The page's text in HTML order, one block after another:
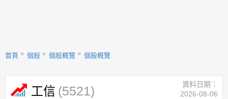
首頁 個股 個股概覽 個股概覽
工信 (5521)
資料日期：
2026-08-06